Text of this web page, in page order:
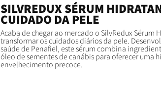
SILVREDUX SÉRUM
CUIDADO DA PELE
Acaba de chegar ao mercado o SilvRedux
transformar os cuidados diários da pele.
saúde de Penafiel, este sérum combina
óleo de sementes de canábis para oferecer uma
envelhecimento precoce.